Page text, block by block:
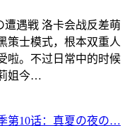
遭遇戦 洛卡会战反差萌
策士模式，根本双重人
啦。不过日常中的时候
姐今…